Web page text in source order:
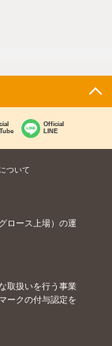
Official
LINE
ついて
ロース上場）の運
取扱いを行う事業
ークの付与認定を